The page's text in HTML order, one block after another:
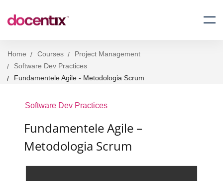
Home Courses
Project Management
Software Dev Practices
Fundamentele Agile - Metodologia Scrum
Software Dev Practices
Fundamentele Agile –
Metodologia Scrum